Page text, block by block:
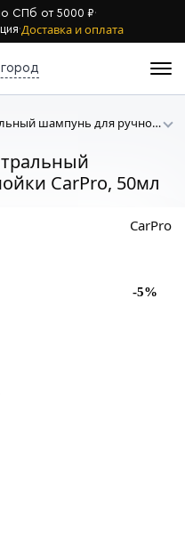
СПб от 5000 ₽·
·Доставка и оплата
Reset Car Shampoo Нейтральный шампунь для ручной мойки CarPro
CarPro, 50мл
CarPro
-5%